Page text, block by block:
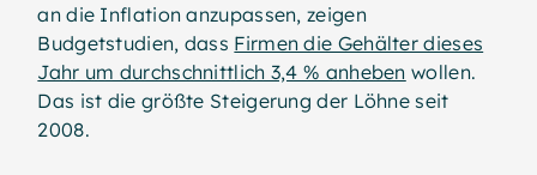
an die Inflation anzupassen, zeigen
Budgetstudien, dass Firmen die Gehälter dieses
Jahr um durchschnittlich 3,4 % anheben wollen.
Das ist die größte Steigerung der Löhne seit
2008.